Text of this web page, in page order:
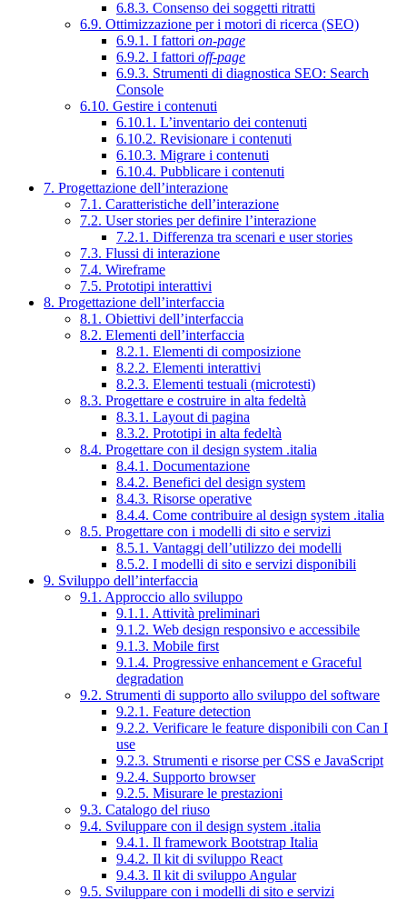
6.8.3. Consenso dei soggetti ritratti
6.9. Ottimizzazione per i motori di ricerca (SEO)
6.9.1. I fattori on-page
6.9.2. I fattori off-page
6.9.3. Strumenti di diagnostica SEO: Search
Console
6.10. Gestire i contenuti
6.10.1. L’inventario dei contenuti
6.10.2. Revisionare i contenuti
6.10.3. Migrare i contenuti
6.10.4. Pubblicare i contenuti
7. Progettazione dell’interazione
7.1. Caratteristiche dell’interazione
7.2. User stories per definire l’interazione
7.2.1. Differenza tra scenari e user stories
7.3. Flussi di interazione
7.4. Wireframe
7.5. Prototipi interattivi
8. Progettazione dell’interfaccia
8.1. Obiettivi dell’interfaccia
8.2. Elementi dell’interfaccia
8.2.1. Elementi di composizione
8.2.2. Elementi interattivi
8.2.3. Elementi testuali (microtesti)
8.3. Progettare e costruire in alta fedeltà
8.3.1. Layout di pagina
8.3.2. Prototipi in alta fedeltà
8.4. Progettare con il design system .italia
8.4.1. Documentazione
8.4.2. Benefici del design system
8.4.3. Risorse operative
8.4.4. Come contribuire al design system .italia
8.5. Progettare con i modelli di sito e servizi
8.5.1. Vantaggi dell’utilizzo dei modelli
8.5.2. I modelli di sito e servizi disponibili
9. Sviluppo dell’interfaccia
9.1. Approccio allo sviluppo
9.1.1. Attività preliminari
9.1.2. Web design responsivo e accessibile
9.1.3. Mobile first
9.1.4. Progressive enhancement e Graceful
degradation
9.2. Strumenti di supporto allo sviluppo del software
9.2.1. Feature detection
9.2.2. Verificare le feature disponibili con Can I
use
9.2.3. Strumenti e risorse per CSS e JavaScript
9.2.4. Supporto browser
9.2.5. Misurare le prestazioni
9.3. Catalogo del riuso
9.4. Sviluppare con il design system .italia
9.4.1. Il framework Bootstrap Italia
9.4.2. Il kit di sviluppo React
9.4.3. Il kit di sviluppo Angular
9.5. Sviluppare con i modelli di sito e servizi